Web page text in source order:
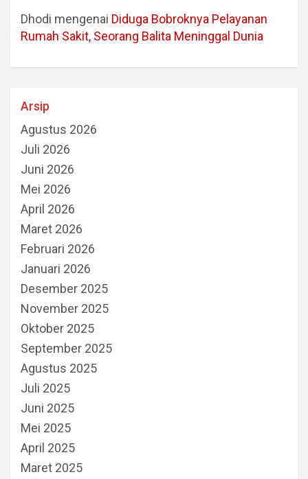
Dhodi mengenai Diduga Bobroknya Pelayanan
Rumah Sakit, Seorang Balita Meninggal Dunia
Arsip
Agustus 2026
Juli 2026
Juni 2026
Mei 2026
April 2026
Maret 2026
Februari 2026
Januari 2026
Desember 2025
November 2025
Oktober 2025
September 2025
Agustus 2025
Juli 2025
Juni 2025
Mei 2025
April 2025
Maret 2025